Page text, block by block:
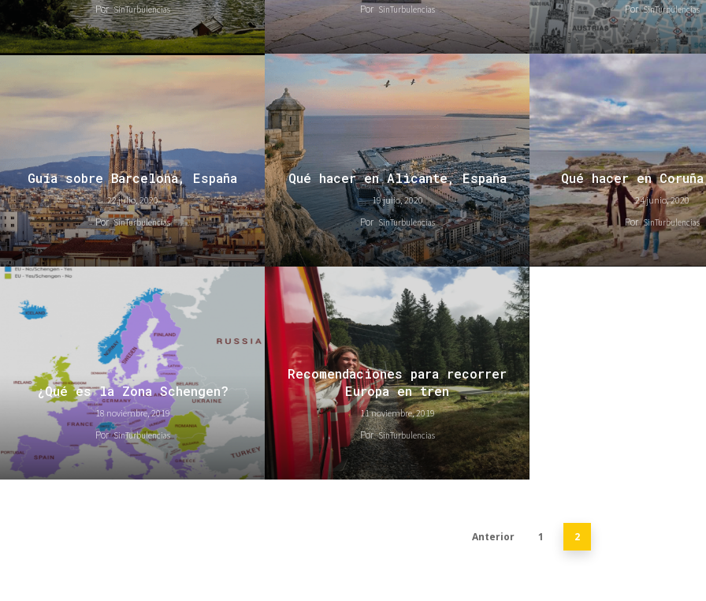
Por SinTurbulencias Por SinTurbulencias Por SinTurbulencias
Guía sobre Barcelona, España
22 julio, 2020
Por SinTurbulencias
Qué hacer en Alicante, España
19 julio, 2020
Por SinTurbulencias
Qué hacer en
24 junio, 2020
Por SinTurbulencias
¿Qué es la Zona Schengen?
18 noviembre, 2019
Por SinTurbulencias
Recomendaciones para recorrer
Europa en tren
11 noviembre, 2019
Por SinTurbulencias
Anterior 1 2